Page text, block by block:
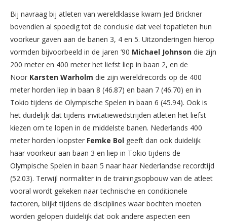
Bij navraag bij atleten van wereldklasse kwam Jed Brickner
bovendien al spoedig tot de conclusie dat veel topatleten hun
voorkeur gaven aan de banen 3, 4 en 5. Uitzonderingen hierop
vormden bijvoorbeeld in de jaren ’90 Michael Johnson die zijn
200 meter en 400 meter het liefst liep in baan 2, en de
Noor Karsten Warholm die zijn wereldrecords op de 400
meter horden liep in baan 8 (46.87) en baan 7 (46.70) en in
Tokio tijdens de Olympische Spelen in baan 6 (45.94). Ook is
het duidelijk dat tijdens invitatiewedstrijden atleten het liefst
kiezen om te lopen in de middelste banen. Nederlands 400
meter horden loopster Femke Bol geeft dan ook duidelijk
haar voorkeur aan baan 3 en liep in Tokio tijdens de
Olympische Spelen in baan 5 naar haar Nederlandse recordtijd
(52.03). Terwijl normaliter in de trainingsopbouw van de atleet
vooral wordt gekeken naar technische en conditionele
factoren, blijkt tijdens de disciplines waar bochten moeten
worden gelopen duidelijk dat ook andere aspecten een